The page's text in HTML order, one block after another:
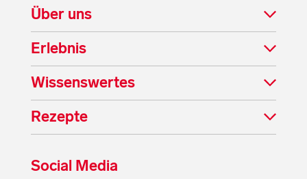
Über uns
Erlebnis
Wissenswertes
Rezepte
Social Media